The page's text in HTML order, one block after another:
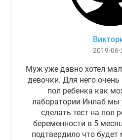
2019-06-
Муж уже давно хотел
девочки. Для него
пол ребенка как
лаборатории Инлаб мы
сделать тест на пол
беременности в 5
подтвердило что